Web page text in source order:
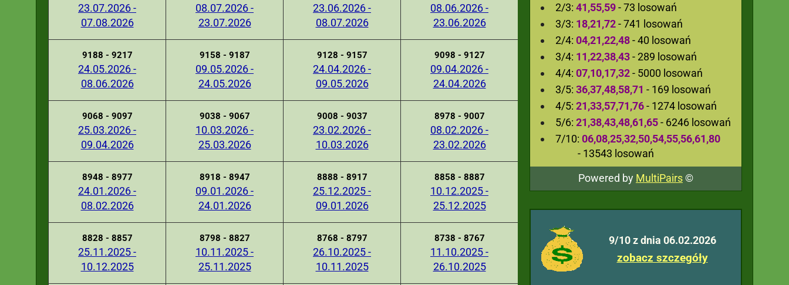
2/3: 41,55,59- 73 losowań
3/3: 18,21,72- 741 losowań
2/4: 04,21,22,48- 40 losowań
3/4: 11,22,38,43- 289 losowań
4/4: 07,10,17,32- 5000 losowań
3/5: 36,37,48,58,71 - 169 losowań
4/5: 21,33,57,71,76- 1274 losowań
5/6: 21,38,43,48,61,65- 6246 losowań
7/10: 06,08,25,32,50,54,55,56,61,80
- 13543 losowań
Powered by MultiPairs©
9/10 z dnia 06.02.2026
zobacz szczegóły
23.07.2026 -
07.08.2026
08.07.2026 -
23.07.2026
23.06.2026 -
08.07.2026
08.06.2026 -
23.06.2026
9188 - 9217
24.05.2026 -
08.06.2026
9158 - 9187
09.05.2026 -
24.05.2026
9128 - 9157
24.04.2026 -
09.05.2026
9098 - 9127
09.04.2026 -
24.04.2026
9068 - 9097
25.03.2026 -
09.04.2026
9038 - 9067
10.03.2026 -
25.03.2026
9008 - 9037
23.02.2026 -
10.03.2026
8978 - 9007
08.02.2026 -
23.02.2026
8948 - 8977
24.01.2026 -
08.02.2026
8918 - 8947
09.01.2026 -
24.01.2026
8888 - 8917
25.12.2025 -
09.01.2026
8858 - 8887
10.12.2025 -
25.12.2025
8828 - 8857
25.11.2025 -
10.12.2025
8798 - 8827
10.11.2025 -
25.11.2025
8768 - 8797
26.10.2025 -
10.11.2025
8738 - 8767
11.10.2025 -
26.10.2025